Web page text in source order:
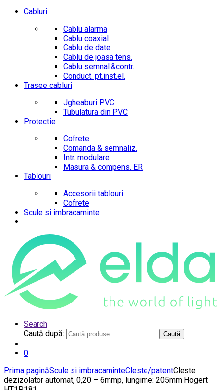
Cabluri
Cablu alarma
Cablu coaxial
Cablu de date
Cablu de joasa tens.
Cablu semnal.&contr.
Conduct. pt.inst.el.
Trasee cabluri
Jgheaburi PVC
Tubulatura din PVC
Protectie
Cofrete
Comanda & semnaliz.
Intr. modulare
Masura & compens. ER
Tablouri
Accesorii tablouri
Cofrete
Scule si imbracaminte
Search
Caută după:
Caută
0
Prima paginăScule si imbracaminteCleste/patentCleste
dezizolator automat, 0,20 – 6mmp, lungime: 205mm Hogert